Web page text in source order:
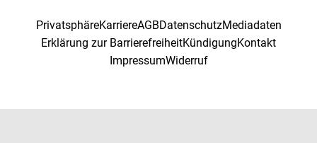
PrivatsphäreKarriereAGBDatenschutzMediadaten
Erklärung zur BarrierefreiheitKündigungKontakt
ImpressumWiderruf